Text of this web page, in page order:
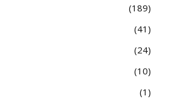
189
41
24
10
1